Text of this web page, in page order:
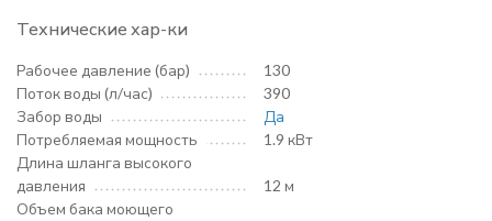
Технические хар-ки
Рабочее давление (бар)
130
Поток воды (л/час)
390
Забор воды
Да
Потребляемая мощность
1.9 кВт
Длина шланга высокого
давления
12 м
Объем бака моющего